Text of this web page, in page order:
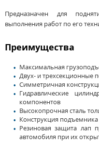
Предназначен для
выполнения работ по его
Преимущества
Максимальная
Двух- и трехсекционные
Симметричная
Гидравлические
компонентов
Высокопрочная сталь
Конструкция
Резиновая защита лап
автомобиля при их